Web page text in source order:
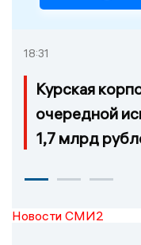
18:31
Курская
очередной
1,7 млрд
Новости СМИ2